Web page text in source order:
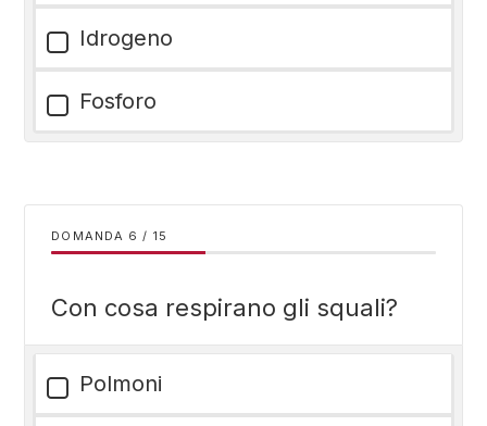
Idrogeno
Fosforo
DOMANDA / 15
Con cosa respirano gli squali?
Polmoni